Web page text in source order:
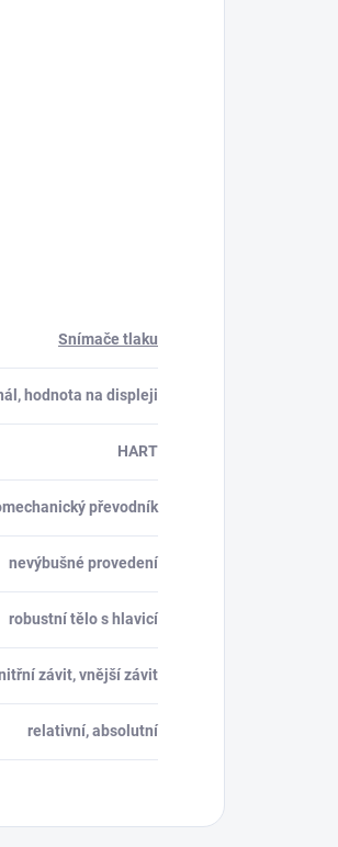
Snímače tlaku
hodnota na displeji
HART
převodník
nevýbušné provedení
robustní tělo s hlavicí
závit, vnější závit
relativní, absolutní